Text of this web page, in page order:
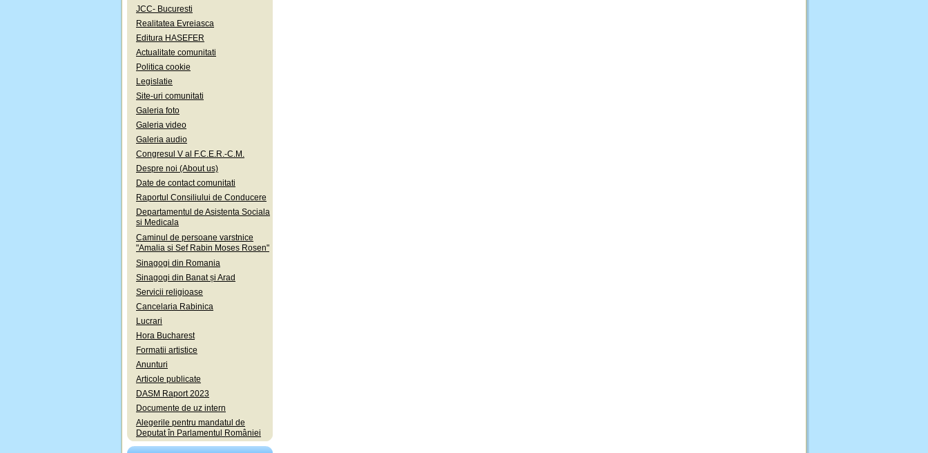
JCC- Bucuresti
Realitatea Evreiasca
Editura HASEFER
Actualitate comunitati
Politica cookie
Legislatie
Site-uri comunitati
Galeria foto
Galeria video
Galeria audio
Congresul V al F.C.E.R.-C.M.
Despre noi (About us)
Date de contact comunitati
Raportul Consiliului de Conducere
Departamentul de Asistenta Sociala
si Medicala
Caminul de persoane varstnice
"Amalia si Sef Rabin Moses Rosen"
Sinagogi din Romania
Sinagogi din Banat și Arad
Servicii religioase
Cancelaria Rabinica
Lucrari
Hora Bucharest
Formatii artistice
Anunturi
Articole publicate
DASM Raport 2023
Documente de uz intern
Alegerile pentru mandatul de
Deputat în Parlamentul României